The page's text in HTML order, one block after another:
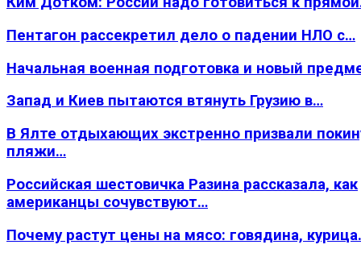
Пентагон рассекретил дело о падении НЛО с…
Начальная военная подготовка и новый
Запад и Киев пытаются втянуть Грузию в…
В Ялте отдыхающих экстренно призвали
пляжи…
Российская шестовичка Разина рассказала, как
американцы сочувствуют…
Почему растут цены на мясо: говядина,